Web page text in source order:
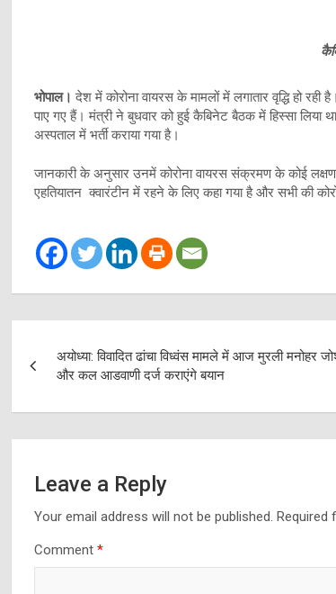
भोपाल। देश में कोरोना वायरस के मामलों में लगातार वृद्धि हो
पाए गए हैं। मंत्री ने बुधवार को हुई कैबिनेट बैठक में हिस्सा
अस्पताल में भर्ती कराया गया है।
जानकारी के अनुसार उनमें कोरोना वायरस संक्रमण के कोई
एहतियातन क्वारंटीन में रहने के लिए कहा गया है और सभी की
navigation
अयोध्या: विवादित ढांचा विध्वंस मामले में आज मुरली मनोहर
और कल आडवाणी दर्ज कराएंगे बयान
Leave a Reply
Your email address will not be published. Required
Comment *